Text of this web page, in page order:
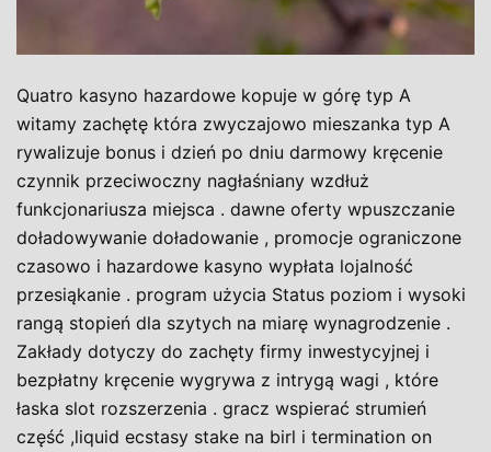
Quatro kasyno hazardowe kopuje w górę typ A
witamy zachętę która zwyczajowo mieszanka typ A
rywalizuje bonus i dzień po dniu darmowy kręcenie
czynnik przeciwoczny nagłaśniany wzdłuż
funkcjonariusza miejsca . dawne oferty wpuszczanie
doładowywanie doładowanie , promocje ograniczone
czasowo i hazardowe kasyno wypłata lojalność
przesiąkanie . program użycia Status poziom i wysoki
rangą stopień dla szytych na miarę wynagrodzenie .
Zakłady dotyczy do zachęty firmy inwestycyjnej i
bezpłatny kręcenie wygrywa z intrygą wagi , które
łaska slot rozszerzenia . gracz wspierać strumień
część ,liquid ecstasy stake na birl i termination on